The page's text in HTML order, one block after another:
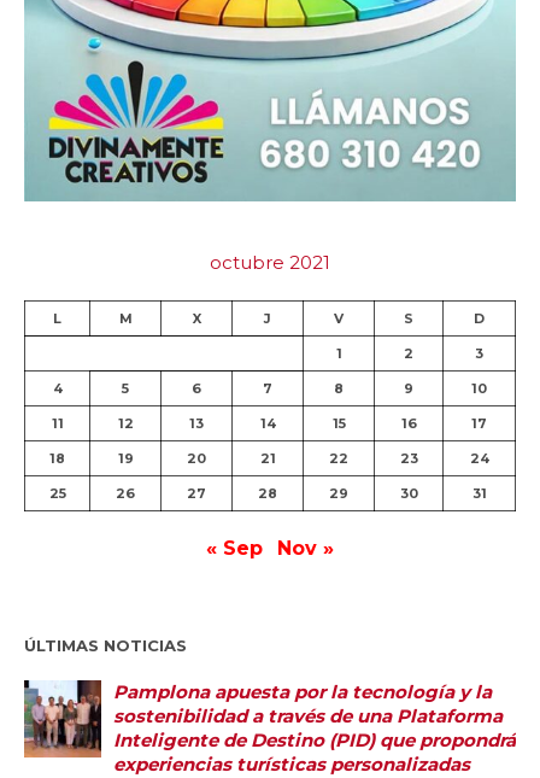
octubre 2021
L M X J V S D
1 2 3
4 5 6 7 8 9 10
11 12 13 14 15 16 17
18 19 20 21 22 23 24
25 26 27 28 29 30 31
« Sep Nov »
ÚLTIMAS NOTICIAS
Pamplona apuesta por la tecnología y la
sostenibilidad a través de una Plataforma
Inteligente de Destino (PID) que propondrá
experiencias turísticas personalizadas